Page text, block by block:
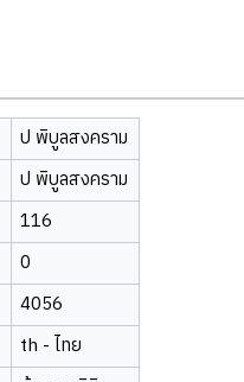
ป พิบูลสงคราม
ป พิบูลสงคราม
116
0
4056
th - ไทย